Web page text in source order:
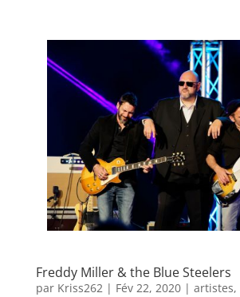
Freddy Miller & the Blue Steelers
par Kriss262 | Fév 22, 2020| artistes,